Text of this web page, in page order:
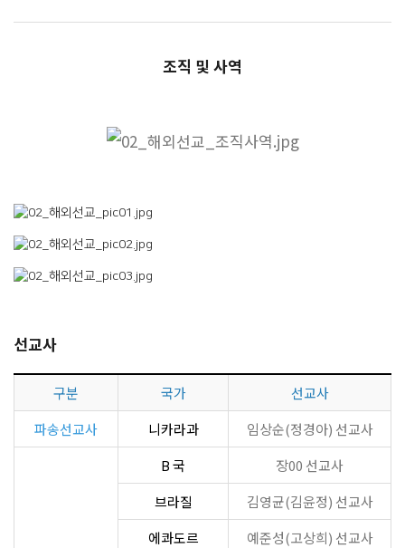
조직 및 사역
선교사
구분 국가
선교사
파송선교사
니카라과 임상순(정경아) 선교사
B 국
장00 선교사
브라질
김영균(김윤정) 선교사
에콰도르
예준성(고상희) 선교사